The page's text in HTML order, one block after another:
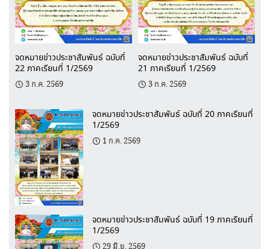
จดหมายข่าวประชาสัมพันธ์ ฉบับที่
22 ภาคเรียนที่ 1/2569
3 ก.ค. 2569
จดหมายข่าวประชาสัมพันธ์ ฉบับที่
21 ภาคเรียนที่ 1/2569
3 ก.ค. 2569
จดหมายข่าวประชาสัมพันธ์ ฉบับที่ 20 ภาคเรียนที่
1/2569
1 ก.ค. 2569
จดหมายข่าวประชาสัมพันธ์ ฉบับที่ 19 ภาคเรียนที่
1/2569
29 มิ.ย. 2569